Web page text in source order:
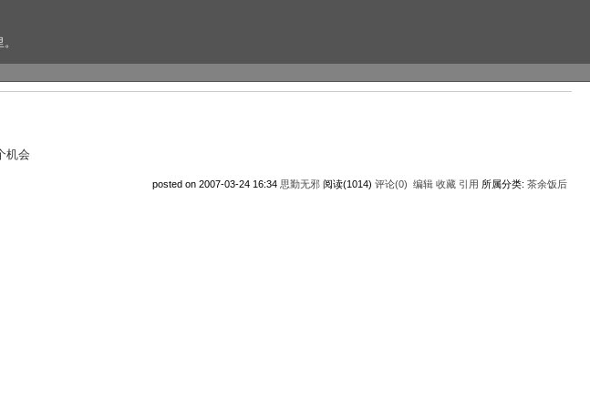
机会
posted on 2007-03-24 16:34 思勤无邪 阅读(1014) 评论(0) 编辑 收藏 引用 所属分类: 茶余饭后